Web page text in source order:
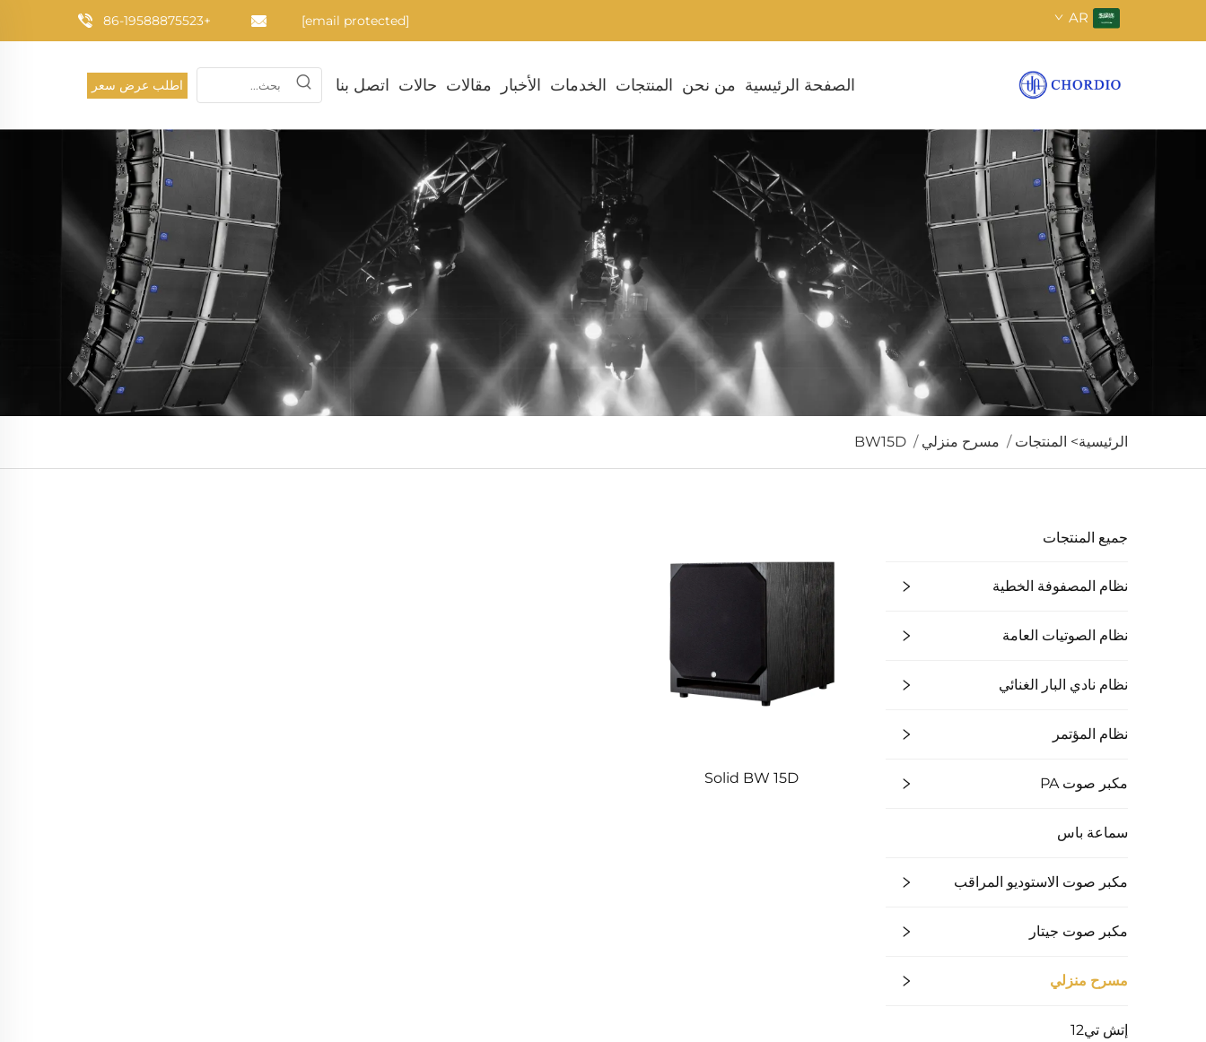
+86-19588875523 [email protected] AR
الصفحة الرئيسية من نحن المنتجات الخدمات الأخبار مقالات حالات اتصل بنا اطلب عرض سعر
الرئيسية> المنتجات / مسرح منزلي /
BW15D
جميع المنتجات
نظام المصفوفة الخطية
نظام الصوتيات العامة
نظام نادي البار الغنائي
نظام المؤتمر
مكبر صوت PA
سماعة باس
مكبر صوت الاستوديو المراقب
مكبر صوت جيتار
مسرح منزلي
إتش تي12
Solid BW 15D